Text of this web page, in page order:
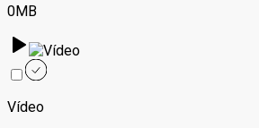
0MB
Vídeo